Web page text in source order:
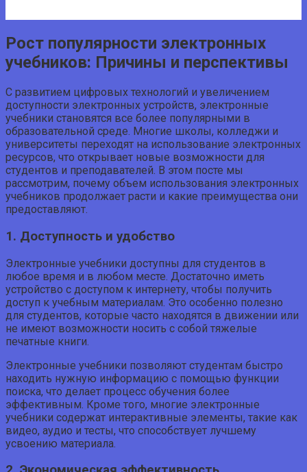
Рост популярности электронных
учебников: Причины и перспективы
С развитием цифровых технологий и увеличением
доступности электронных устройств, электронные
учебники становятся все более популярными в
образовательной среде. Многие школы, колледжи и
университеты переходят на использование электронных
ресурсов, что открывает новые возможности для
студентов и преподавателей. В этом посте мы
рассмотрим, почему объем использования электронных
учебников продолжает расти и какие преимущества они
предоставляют.
1. Доступность и удобство
Электронные учебники доступны для студентов в
любое время и в любом месте. Достаточно иметь
устройство с доступом к интернету, чтобы получить
доступ к учебным материалам. Это особенно полезно
для студентов, которые часто находятся в движении или
не имеют возможности носить с собой тяжелые
печатные книги.
Электронные учебники позволяют студентам быстро
находить нужную информацию с помощью функции
поиска, что делает процесс обучения более
эффективным. Кроме того, многие электронные
учебники содержат интерактивные элементы, такие как
видео, аудио и тесты, что способствует лучшему
усвоению материала.